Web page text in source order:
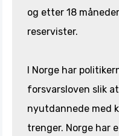
og etter 18
reservister.
I Norge har
forsvarsloven slik
nyutdannede med
trenger. Norge har